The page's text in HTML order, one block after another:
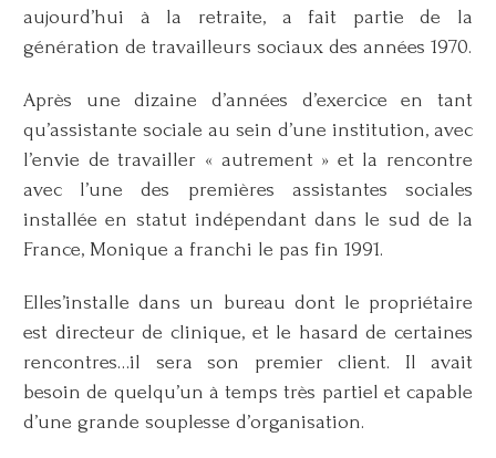
aujourd’hui à la retraite, a fait partie de la
génération de travailleurs sociaux des années 1970.
Après une dizaine d’années d’exercice en tant
qu’assistante sociale au sein d’une institution, avec
l’envie de travailler « autrement » et la rencontre
avec l’une des premières assistantes sociales
installée en statut indépendant dans le sud de la
France, Monique a franchi le pas fin 1991.
Elles’installe dans un bureau dont le propriétaire
est directeur de clinique, et le hasard de certaines
rencontres…il sera son premier client. Il avait
besoin de quelqu’un à temps très partiel et capable
d’une grande souplesse d’organisation.